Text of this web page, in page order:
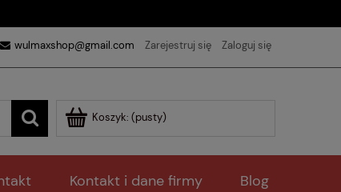
wulmaxshop@gmail.com Zarejestruj się Zaloguj się
Koszyk: (pusty)
Kontakt i dane firmy Blog